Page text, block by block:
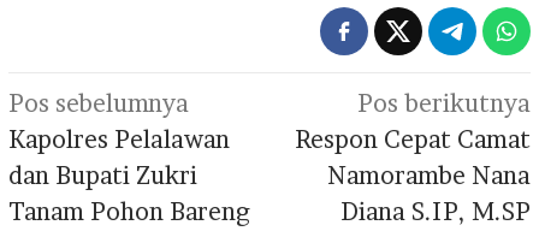
Navigasi
pos
Pos sebelumnya
Kapolres Pelalawan
dan Bupati Zukri
Tanam Pohon Bareng
Pos berikutnya
Respon Cepat Camat
Namorambe Nana
Diana S.IP, M.SP